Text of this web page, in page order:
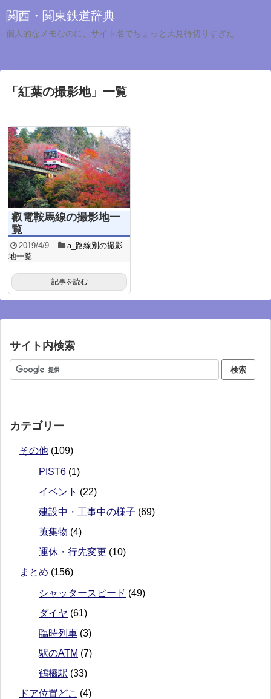
関西・関東鉄道辞典
個人的なメモなのに、サイト名でちょっと大見得切りすぎた
「 紅葉の撮影地」 一覧
叡電鞍馬線の撮影地一
覧
2019/4/9
a_路線別の撮影
地一覧
記事を読む
サイト内検索
カテゴリー
その他 (109)
PIST6 (1)
イベント (22)
建設中・工事中の様子 (69)
蒐集物 (4)
運休・行先変更 (10)
まとめ (156)
シャッタースピード (49)
ダイヤ (61)
臨時列車 (3)
駅のATM (7)
鶴橋駅 (33)
ドア位置どこ (4)